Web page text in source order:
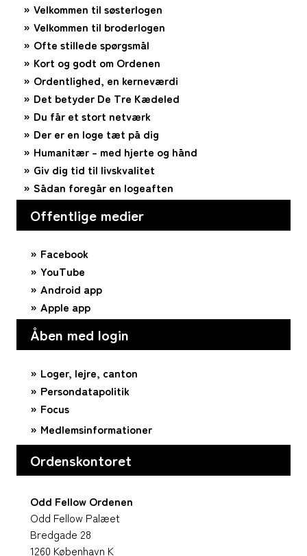
Velkommen til søsterlogen
Velkommen til broderlogen
Ofte stillede spørgsmål
Kort og godt om Ordenen
Ordentlighed, en kerneværdi
Det betyder De Tre Kædeled
Du får et stort netværk
Der er en loge tæt på dig
Humanitær – med hjerte og hånd
Giv dig tid til livskvalitet
Sådan foregår en logeaften
Offentlige medier
Facebook
YouTube
Android app
Apple app
Åben med login
Loger, lejre, canton
Persondatapolitik
Focus
Medlemsinformationer
Ordenskontoret
Odd Fellow Ordenen
Odd Fellow Palæet
Bredgade 28
1260 København K